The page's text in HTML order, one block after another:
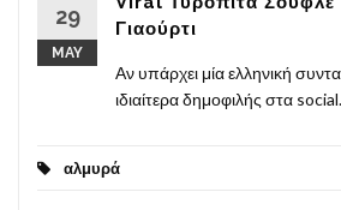
29
MAY
Γιαούρτι
Αν υπάρχει μία ελληνική
ιδιαίτερα δημοφιλής στα
αλμυρά